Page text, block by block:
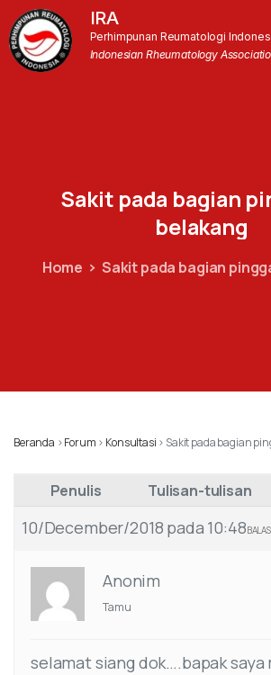
IRA
Perhimpunan Reumatologi
Indonesian Rheumatology
Sakit pada bagian
belakang
Home Sakit pada bagian
Beranda ›Forum › Konsultasi › Sakit pada bagian
Penulis Tulisan-tulisan
10/December/2018 pada 10:48BALAS
Anonim
Tamu
selamat siang dok….bapak saya